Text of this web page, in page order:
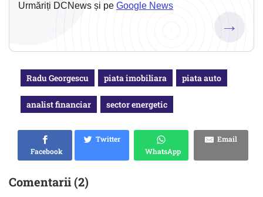
Urmăriți DCNews și pe Google News
→
Radu Georgescu piata imobiliara piata auto
analist financiar sector energetic
Facebook
Twitter
WhatsApp
Email
Comentarii (2)